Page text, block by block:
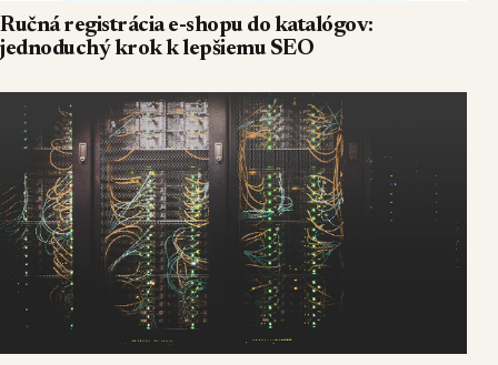
Ručná registrácia e-shopu do katalógov:
jednoduchý krok k lepšiemu SEO